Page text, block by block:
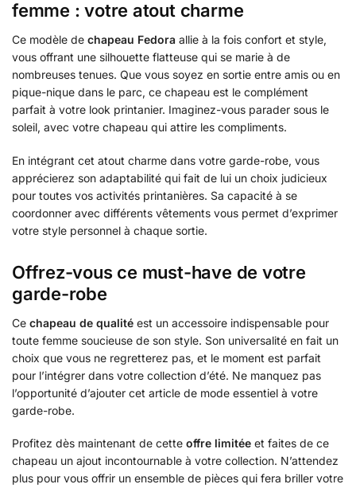
femme : votre atout charme
Ce modèle de chapeau Fedora allie à la fois confort et style,
vous offrant une silhouette flatteuse qui se marie à de
nombreuses tenues. Que vous soyez en sortie entre amis ou en
pique-nique dans le parc, ce chapeau est le complément
parfait à votre look printanier. Imaginez-vous parader sous le
soleil, avec votre chapeau qui attire les compliments.
En intégrant cet atout charme dans votre garde-robe, vous
apprécierez son adaptabilité qui fait de lui un choix judicieux
pour toutes vos activités printanières. Sa capacité à se
coordonner avec différents vêtements vous permet d’exprimer
votre style personnel à chaque sortie.
Offrez-vous ce must-have de votre
garde-robe
Ce chapeau de qualité est un accessoire indispensable pour
toute femme soucieuse de son style. Son universalité en fait un
choix que vous ne regretterez pas, et le moment est parfait
pour l’intégrer dans votre collection d’été. Ne manquez pas
l’opportunité d’ajouter cet article de mode essentiel à votre
garde-robe.
Profitez dès maintenant de cette offre limitée et faites de ce
chapeau un ajout incontournable à votre collection. N’attendez
plus pour vous offrir un ensemble de pièces qui fera briller votre